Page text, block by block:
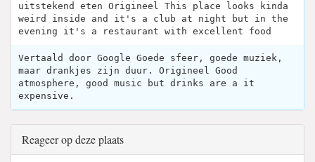
uitstekend eten Origineel This place looks kinda
weird inside and it's a club at night but in the
evening it's a restaurant with excellent food
Vertaald door Google Goede sfeer, goede muziek,
maar drankjes zijn duur. Origineel Good
atmosphere, good music but drinks are a it
expensive.
Reageer op deze plaats